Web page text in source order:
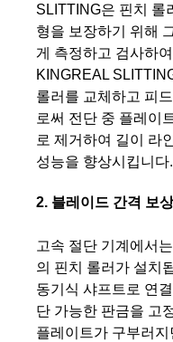
SLITTING은 핀치 롤
형을 보장하기 위해
게 측정하고 검사하
KINGREAL
롤러를 교체하고 피
로써 전단 중 플레이
로 제거하여 길이 라
성능을 향상시킵니다.
2. 블레이드 간격 보
고속 절단 기계에서
의 핀치 롤러가 설치
동기식 샤프트로 연
단 가능한 판금을 고
플레이트가 구부러